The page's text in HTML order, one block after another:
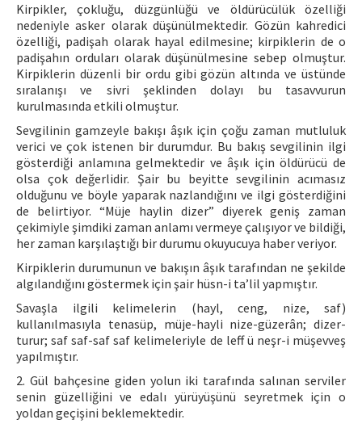
Kirpikler, çokluğu, düzgünlüğü ve öldürücülük özelliği
nedeniyle asker olarak düşünülmektedir. Gözün kahredici
özelliği, padişah olarak hayal edilmesine; kirpiklerin de o
padişahın orduları olarak düşünülmesine sebep olmuştur.
Kirpiklerin düzenli bir ordu gibi gözün altında ve üstünde
sıralanışı ve sivri şeklinden dolayı bu tasavvurun
kurulmasında etkili olmuştur.
Sevgilinin gamzeyle bakışı âşık için çoğu zaman mutluluk
verici ve çok istenen bir durumdur. Bu bakış sevgilinin ilgi
gösterdiği anlamına gelmektedir ve âşık için öldürücü de
olsa çok değerlidir. Şair bu beyitte sevgilinin acımasız
olduğunu ve böyle yaparak nazlandığını ve ilgi gösterdiğini
de belirtiyor. “Müje haylin dizer” diyerek geniş zaman
çekimiyle şimdiki zaman anlamı vermeye çalışıyor ve bildiği,
her zaman karşılaştığı bir durumu okuyucuya haber veriyor.
Kirpiklerin durumunun ve bakışın âşık tarafından ne şekilde
algılandığını göstermek için şair hüsn-i ta’lil yapmıştır.
Savaşla ilgili kelimelerin (hayl, ceng, nize, saf)
kullanılmasıyla tenasüp, müje-hayli nize-güzerân; dizer-
turur; saf saf-saf saf kelimeleriyle de leff ü neşr-i müşevveş
yapılmıştır.
2. Gül bahçesine giden yolun iki tarafında salınan serviler
senin güzelliğini ve edalı yürüyüşünü seyretmek için o
yoldan geçişini beklemektedir.